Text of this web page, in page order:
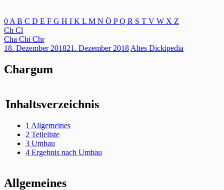
0 A B C D E F G H I K L M N Ö PQ R S T V W X Z
Ch Cl
Cha Chi Chr
18. Dezember 201821. Dezember 2018 Altes Dickipedia
Chargum
Inhaltsverzeichnis
1 Allgemeines
2 Teileliste
3 Umbau
4 Ergebnis nach Umbau
Allgemeines